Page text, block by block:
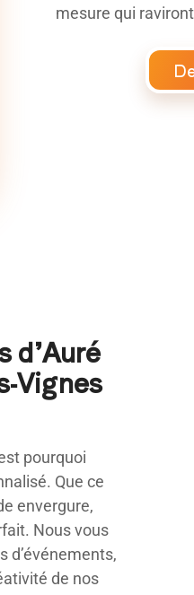
mesure qui
d’Auré
Vignes
pourquoi
Que ce
envergure,
Nous vous
d’événements,
de nos